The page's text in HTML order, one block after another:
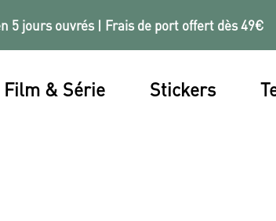
5 jours ouvrés | Frais de port offert dès 49€
Film & Série Stickers